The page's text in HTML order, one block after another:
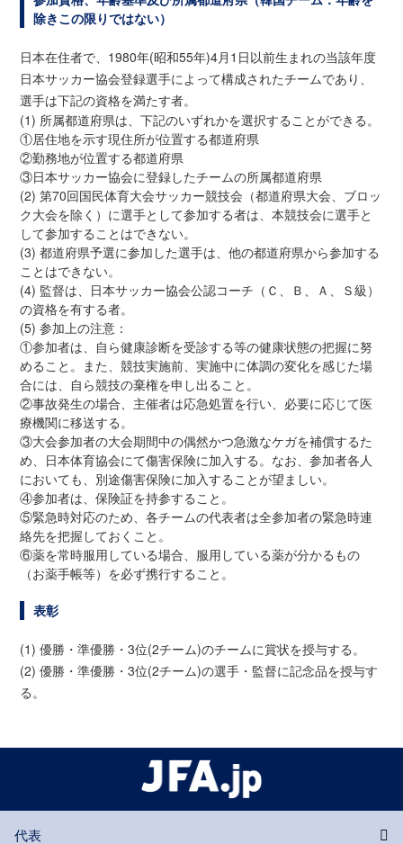
除きこの限りではない）
日本在住者で、1980年(昭和55年)4月1日以前生まれの当該年度
日本サッカー協会登録選手によって構成されたチームであり、
選手は下記の資格を満たす者。
(1) 所属都道府県は、下記のいずれかを選択することができる。
①居住地を示す現住所が位置する都道府県
②勤務地が位置する都道府県
③日本サッカー協会に登録したチームの所属都道府県
(2) 第70回国民体育大会サッカー競技会（都道府県大会、ブロッ
ク大会を除く）に選手として参加する者は、本競技会に選手と
して参加することはできない。
(3) 都道府県予選に参加した選手は、他の都道府県から参加する
ことはできない。
(4) 監督は、日本サッカー協会公認コーチ（Ｃ、Ｂ、Ａ、Ｓ級）
の資格を有する者。
(5) 参加上の注意：
①参加者は、自ら健康診断を受診する等の健康状態の把握に努
めること。また、競技実施前、実施中に体調の変化を感じた場
合には、自ら競技の棄権を申し出ること。
②事故発生の場合、主催者は応急処置を行い、必要に応じて医
療機関に移送する。
③大会参加者の大会期間中の偶然かつ急激なケガを補償するた
め、日本体育協会にて傷害保険に加入する。なお、参加者各人
においても、別途傷害保険に加入することが望ましい。
④参加者は、保険証を持参すること。
⑤緊急時対応のため、各チームの代表者は全参加者の緊急時連
絡先を把握しておくこと。
⑥薬を常時服用している場合、服用している薬が分かるもの
（お薬手帳等）を必ず携行すること。
表彰
(1) 優勝・準優勝・3位(2チーム)のチームに賞状を授与する。
(2) 優勝・準優勝・3位(2チーム)の選手・監督に記念品を授与す
る。
代表